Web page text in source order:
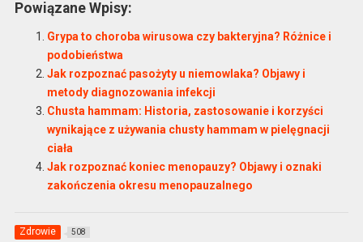
Powiązane Wpisy:
Grypa to choroba wirusowa czy bakteryjna? Różnice i
podobieństwa
Jak rozpoznać pasożyty u niemowlaka? Objawy i
metody diagnozowania infekcji
Chusta hammam: Historia, zastosowanie i korzyści
wynikające z używania chusty hammam w pielęgnacji
ciała
Jak rozpoznać koniec menopauzy? Objawy i oznaki
zakończenia okresu menopauzalnego
Zdrowie 508